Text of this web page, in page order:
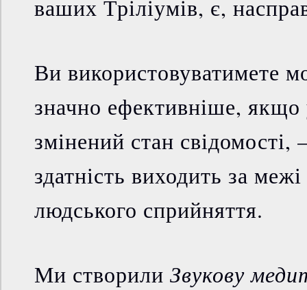
ваших Тріліумів, є,
Ви використовуватимете
значно ефективніше, якщо
змінений стан
здатність виходить за
людського сприйняття.
Ми створили Звукову